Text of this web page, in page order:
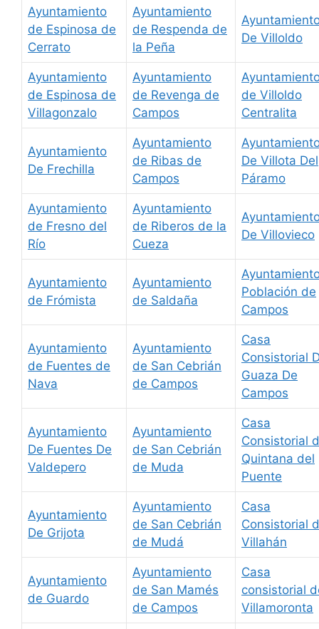
Ayuntamiento
de Espinosa de
Cerrato
Ayuntamiento
de Respenda de
la Peña
De Villoldo
Ayuntamiento
de Espinosa de
Villagonzalo
Ayuntamiento
de Revenga de
Campos
de Villoldo
Centralita
Ayuntamiento
De Frechilla
Ayuntamiento
de Ribas de
Campos
De Villota Del
Páramo
Ayuntamiento
de Fresno del
Río
Ayuntamiento
de Riberos de la
Cueza
De Villovieco
Ayuntamiento
de Frómista
Ayuntamiento
de Saldaña
Población de
Campos
Ayuntamiento
de Fuentes de
Nava
Ayuntamiento
de San Cebrián
de Campos
Casa
Consistorial
Guaza De
Campos
Ayuntamiento
De Fuentes De
Valdepero
Ayuntamiento
de San Cebrián
de Muda
Casa
Consistorial
Quintana del
Puente
Ayuntamiento
De Grijota
Ayuntamiento
de San Cebrián
de Mudá
Casa
Consistorial
Villahán
Ayuntamiento
de Guardo
Ayuntamiento
de San Mamés
de Campos
Casa
consistorial
Villamoronta